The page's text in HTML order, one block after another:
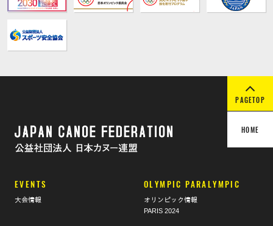
PAGETOP
HOME
EVENTS OLYMPIC PARALYMPIC
大会情報
オリンピック情報
PARIS 2024